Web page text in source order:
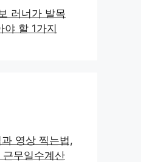
러너가 발목
야 할 1가지
영상 찍는법,
무일수계산